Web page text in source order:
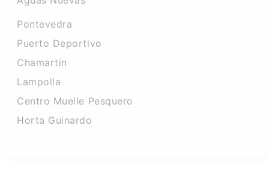
Pontevedra
Puerto Deportivo
Chamartin
Lampolla
Centro Muelle Pesquero
Horta Guinardo